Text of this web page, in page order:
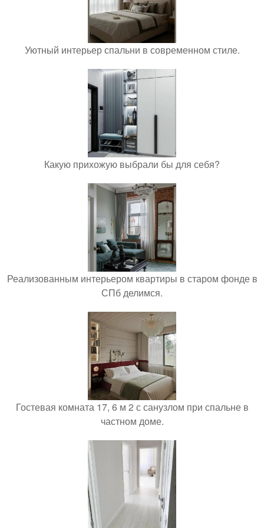
Уютный интерьер спальни в современном стиле.
Какую прихожую выбрали бы для себя?
Реализованным интерьером квартиры в старом фонде в
СПб делимся.
Гостевая комната 17, 6 м 2 с санузлом при спальне в
частном доме.